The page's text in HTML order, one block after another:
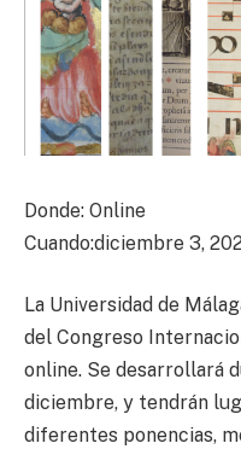
Donde: Online
Cuando:diciembre 3,
La Universidad de
del Congreso
online. Se desarrollará
diciembre, y tendrán
diferentes ponencias,